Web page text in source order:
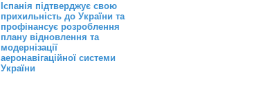
Іспанія підтверджує свою
прихильність до України та
профінансує розроблення
плану відновлення та
модернізації
аеронавігаційної системи
України